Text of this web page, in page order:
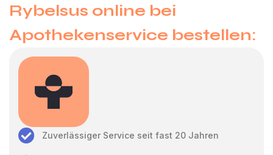
Rybelsus online bei
Apothekenservice bestellen:
Zuverlässiger Service seit fast 20 Jahren